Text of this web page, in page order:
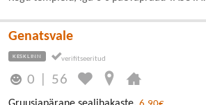
Genatsvale
KESKLINN
0 56